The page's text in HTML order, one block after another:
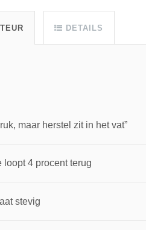
DETAILS
maar herstel zit in het vat”
4 procent terug
stevig